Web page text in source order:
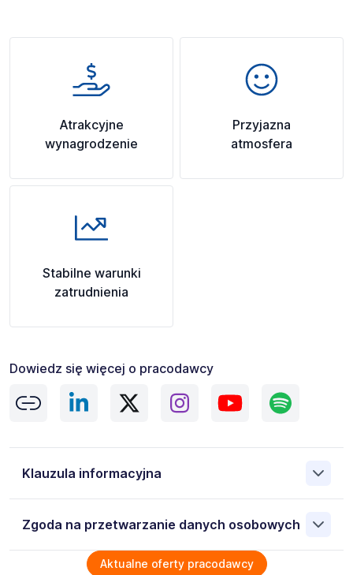
Atrakcyjne
wynagrodzenie
Przyjazna
atmosfera
Stabilne warunki
zatrudnienia
Dowiedz się więcej o pracodawcy
Klauzula informacyjna
Sp. z o.o. 00-838 Warszawa ul. Prosta 68, NIP:
celu rekrutacji przez Administratora. Wiem, że przysługują
Zgoda na przetwarzanie danych osobowych
Wyrażam zgodę na przetwarzanie moich danych
Aktualne oferty pracodawcy